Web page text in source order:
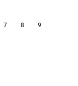
7 8 9